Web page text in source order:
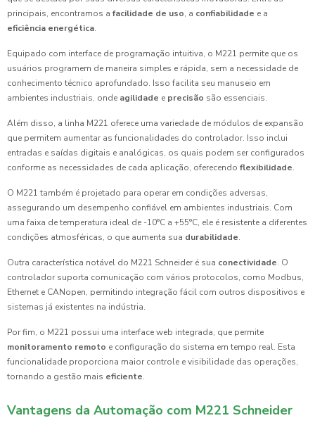
principais, encontramos a facilidade de uso, a confiabilidade e a
eficiência energética.
Equipado com interface de programação intuitiva, o M221 permite que os
usuários programem de maneira simples e rápida, sem a necessidade de
conhecimento técnico aprofundado. Isso facilita seu manuseio em
ambientes industriais, onde agilidade e precisão são essenciais.
Além disso, a linha M221 oferece uma variedade de módulos de expansão
que permitem aumentar as funcionalidades do controlador. Isso inclui
entradas e saídas digitais e analógicas, os quais podem ser configurados
conforme as necessidades de cada aplicação, oferecendo flexibilidade.
O M221 também é projetado para operar em condições adversas,
assegurando um desempenho confiável em ambientes industriais. Com
uma faixa de temperatura ideal de -10°C a +55°C, ele é resistente a diferentes
condições atmosféricas, o que aumenta sua durabilidade.
Outra característica notável do M221 Schneider é sua conectividade. O
controlador suporta comunicação com vários protocolos, como Modbus,
Ethernet e CANopen, permitindo integração fácil com outros dispositivos e
sistemas já existentes na indústria.
Por fim, o M221 possui uma interface web integrada, que permite
monitoramento remoto e configuração do sistema em tempo real. Esta
funcionalidade proporciona maior controle e visibilidade das operações,
tornando a gestão mais eficiente.
Vantagens da Automação com M221 Schneider